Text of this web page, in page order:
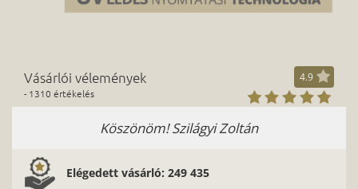
Vásárlói vélemények
- 1310 értékelés
4.9
Köszönöm! Szilágyi Zoltán
Elégedett vásárló: 249 435